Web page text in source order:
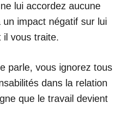
lui accordez aucune
impact négatif sur lui
il vous traite.
parle, vous ignorez tous
dans la relation
que le travail devient